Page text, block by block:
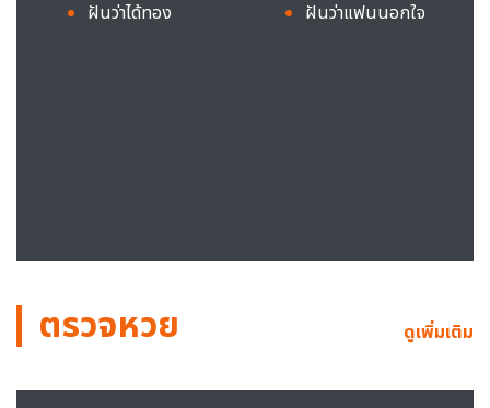
ฝันว่าได้ทอง
ฝันว่าแฟนนอกใจ
ตรวจหวย ดูเพิ่มเติม